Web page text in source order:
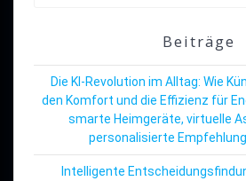
Beiträge
Die KI-Revolution im Alltag: Wie
den Komfort und die Effizienz für
smarte Heimgeräte, virtuelle
personalisierte
Intelligente